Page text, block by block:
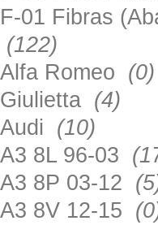
F-01 Fibras
(122)
Alfa Romeo (0)
Giulietta (4)
Audi (10)
A3 8L 96-03
A3 8P 03-12
A3 8V 12-15